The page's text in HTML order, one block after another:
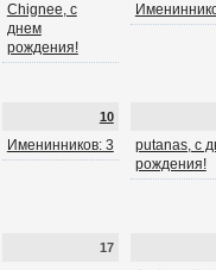
Chignee, с
днем
рождения!
10
Именинников: 3
putanas, с
рождения!
17